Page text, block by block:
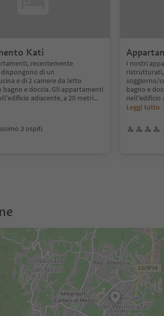
Kati
recentemente
di un
e di 2 camere da letto
bagno e doccia. Gli appartamenti
adiacente, a 20 metri...
3 ospiti
I nostri
soggiorno/
bagno e
nell'edificio
Leggi tutto